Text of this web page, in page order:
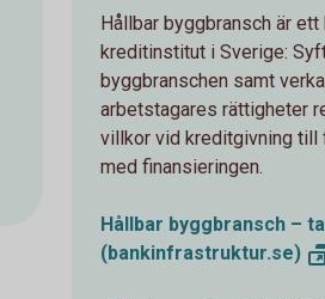
Hållbar byggbransch är
kreditinstitut i Sverige:
byggbranschen samt
arbetstagares rättigheter
villkor vid kreditgivning till
med finansieringen.
Hållbar byggbransch –
(bankinfrastruktur.se)